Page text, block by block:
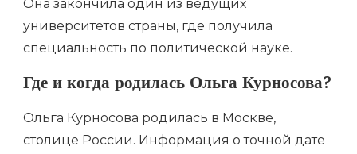
Она закончила один из ведущих
университетов страны, где получила
специальность по политической науке.
Где и когда родилась Ольга Курносова?
Ольга Курносова родилась в Москве,
столице России. Информация о точной дате